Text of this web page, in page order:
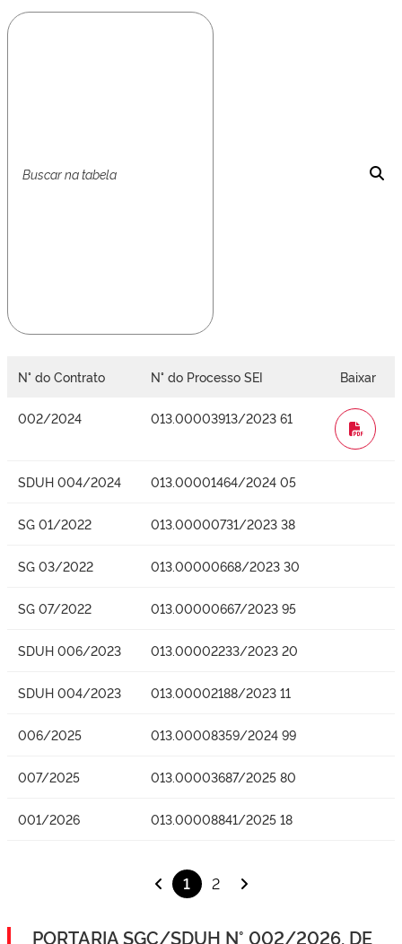
N° do Contrato N° do Processo SEI Baixar
002/2024 013.00003913/2023 61
WORD
SDUH 004/2024 013.00001464/2024 05
SG 01/2022 013.00000731/2023 38
SG 03/2022 013.00000668/2023 30
SG 07/2022 013.00000667/2023 95
SDUH 006/2023 013.00002233/2023 20
SDUH 004/2023 013.00002188/2023 11
006/2025 013.00008359/2024 99
007/2025 013.00003687/2025 80
001/2026 013.00008841/2025 18
1 2
PORTARIA SGC/SDUH N° 002/2026, DE